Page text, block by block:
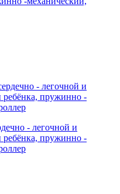
- легочной и
ребёнка, пружинно -